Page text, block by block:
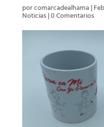
porcomarcadealhama |
Noticias|0 Comentarios